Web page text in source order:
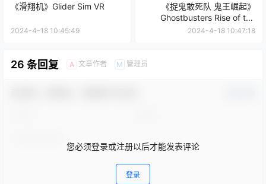
《滑翔机》Glider Sim VR
2024-4-18 10:45:49
《捉鬼敢死队 鬼王崛起》
Ghostbusters Rise of the
Ghost Lord
2024-4-18 10:47:18
26 条回复 A 文章作者 M 管理员
您必须登录或注册以后才能发表评论
登录